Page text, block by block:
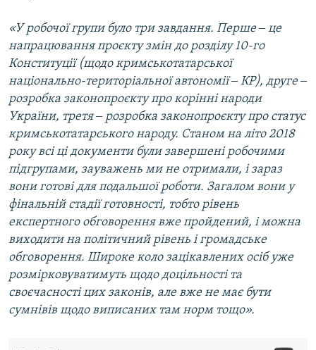
«У робочої групи було три завдання. Перше ‒ це
напрацювання проєкту змін до розділу 10-го
Конституції (щодо кримськотатарської
національно-територіальної автономії ‒ КР), друге ‒
розробка законопроєкту про корінні народи
України, третя ‒ розробка законопроєкту про статус
кримськотатарського народу. Станом на літо 2018
року всі ці документи були завершені робочими
підгрупами, зауважень ми не отримали, і зараз
вони готові для подальшої роботи. Загалом вони у
фінальній стадії готовності, тобто рівень
експертного обговорення вже пройдений, і можна
виходити на політичний рівень і громадське
обговорення. Широке коло зацікавлених осіб уже
розмірковуватимуть щодо доцільності та
своєчасності цих законів, але вже не має бути
сумнівів щодо виписаних там норм тощо».